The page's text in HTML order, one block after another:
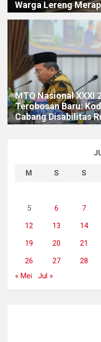
Warga Lereng
MTQ Nasional XXXI
Terobosan Baru:
Cabang Disabilitas
M S S
5
6 7
12
13 14
19
20 21
26
27 28
« Mei
Jul »